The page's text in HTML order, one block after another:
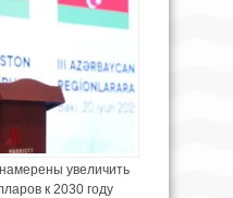
увеличить
к 2030 году